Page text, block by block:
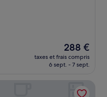
Le
nouveau
prix
de
288 €
288 €
taxes et frais compris
6 sept. - 7 sept.